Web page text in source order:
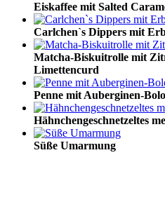
Eiskaffee mit Salted
Carlchen`s Dippers mit
Matcha-Biskuitrolle mit
Limettencurd
Penne mit Auberginen-
Hähnchengeschnetzeltes
Süße Umarmung